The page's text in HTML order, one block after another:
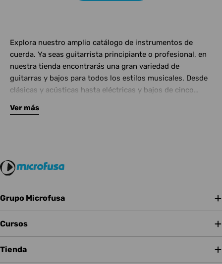
Explora nuestro amplio catálogo de instrumentos de
cuerda. Ya seas guitarrista principiante o profesional, en
nuestra tienda encontrarás una gran variedad de
guitarras y bajos para todos los estilos musicales. Desde
clásicas y acústicas hasta eléctricas y bajos de cinco
Complementa tu instrumento con amplificadores de
Ver más
Grupo Microfusa
Cursos
Tienda